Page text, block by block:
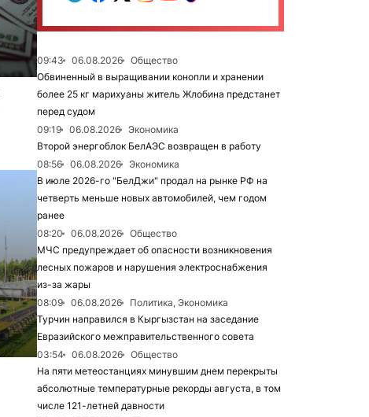
09:43 06.08.2026
Общество
Обвиненный в выращивании конопли и хранении
более 25 кг марихуаны житель Жлобина предстанет
перед судом
09:19
06.08.2026
Экономика
Второй энергоблок БелАЭС возвращен в работу
08:56
06.08.2026
Экономика
В июле 2026-го "БелДжи" продал на рынке РФ на
четверть меньше новых автомобилей, чем годом
ранее
08:20
06.08.2026
Общество
МЧС предупреждает об опасности возникновения
лесных пожаров и нарушения электроснабжения
из-за жары
08:09
06.08.2026
Политика, Экономика
Турчин направился в Кыргызстан на заседание
Евразийского межправительственного совета
03:54
06.08.2026
Общество
На пяти метеостанциях минувшим днем перекрыты
абсолютные температурные рекорды августа, в том
числе 121-летней давности